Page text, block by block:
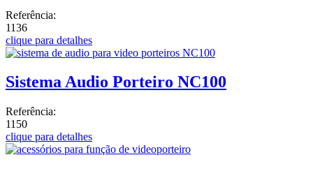
Referência:
1136
clique para detalhes
Sistema Audio Porteiro NC100
Referência:
1150
clique para detalhes